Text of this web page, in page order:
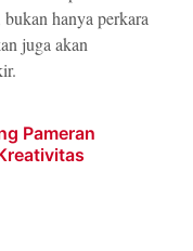
hanya perkara
juga akan
Pameran